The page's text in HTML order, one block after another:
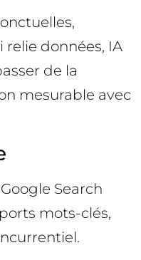
données, IA
de la
mesurable avec
Search
mots-clés,